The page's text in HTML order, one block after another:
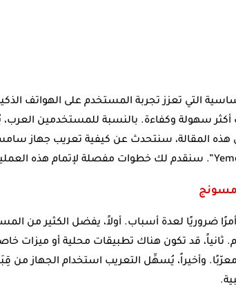
التي تعزز تجربة المستخدم على الهواتف
أكثر سهولة وكفاءة. بالنسبة للمستخدمين
المقالة، سنتحدث عن كيفية تعريب جهاز
ضروريًا لعدة أسباب. أولاً، يفضل الكثير من
ثانياً، قد تكون هناك تطبيقات محلية أو ميزات
معرّبًا. وأخيراً، يُسهِّل التعريب استخدام الجهاز